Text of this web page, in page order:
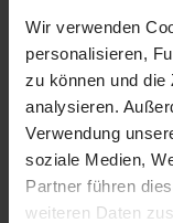
Wir verwenden
personalisieren,
zu können und die
analysieren.
Verwendung
soziale Medien,
Partner führen
weiteren Daten
iPod touch
Kabel & Adapter
Kopfhörer
LaCie Rugged
Lightning
Mac mini